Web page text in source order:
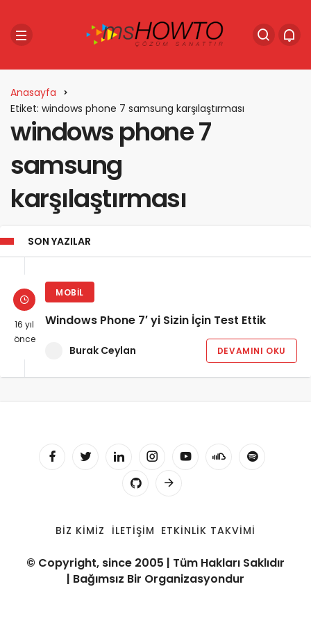
Anasayfa
Etiket: windows phone 7 samsung karşılaştırması
windows phone 7
samsung
karşılaştırması
SON YAZILAR
16 yıl
önce
MOBIL
Windows Phone 7′ yi Sizin İçin Test Ettik
Burak Ceylan DEVAMINI OKU
BIZ KIMIZ İLETIŞIM ETKINLIK TAKVIMI
© Copyright, since 2005 | Tüm Hakları Saklıdır
| Bağımsız Bir Organizasyondur